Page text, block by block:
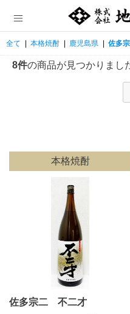
全て | 本格焼酎 | 鹿児島県 | 佐多
8件の商品が見つかりまし
本格焼酎
佐多宗二 不二才